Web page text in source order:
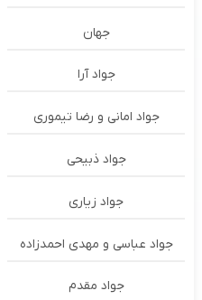
جهان
جواد آرا
جواد امانی و رضا تیموری
جواد ذبیحی
جواد زیاری
جواد عباسی و مهدی احمدزاده
جواد مقدم